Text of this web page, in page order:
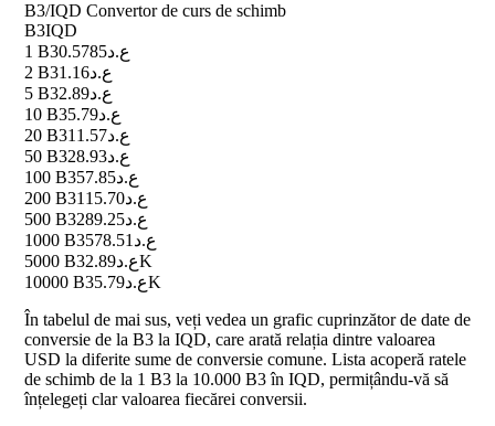
B3/IQD Convertor de curs de schimb
B3IQD
1 B3
ع.د0.5785
2 B3
ع.د1.16
5 B3
ع.د2.89
10 B3
ع.د5.79
20 B3
ع.د11.57
50 B3
ع.د28.93
100 B3
ع.د57.85
200 B3
ع.د115.70
500 B3
ع.د289.25
1000 B3
ع.د578.51
5000 B3
ع.د2.89K
10000 B3
ع.د5.79K
În tabelul de mai sus, veți vedea un grafic cuprinzător de date de
conversie de la B3 la IQD, care arată relația dintre valoarea
USD la diferite sume de conversie comune. Lista acoperă ratele
de schimb de la 1 B3 la 10.000 B3 în IQD, permițându-vă să
înțelegeți clar valoarea fiecărei conversii.